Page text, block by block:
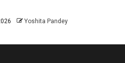
Yoshita Pandey